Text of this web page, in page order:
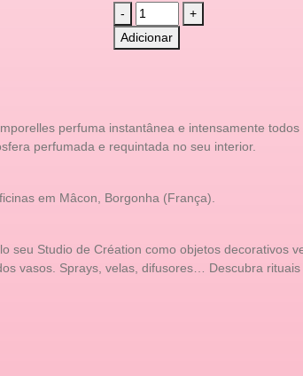
-
+
Adicionar
perfuma instantânea e intensamente
perfumada e requintada no seu interior.
em Mâcon, Borgonha (França).
seu Studio de Création como objetos decorativos
vasos. Sprays, velas, difusores… Descubra